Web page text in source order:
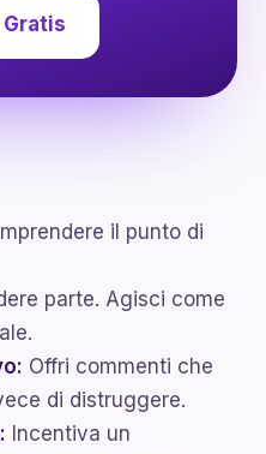
Gratis
il punto di
parte. Agisci come
Offri commenti che
di distruggere.
Incentiva un